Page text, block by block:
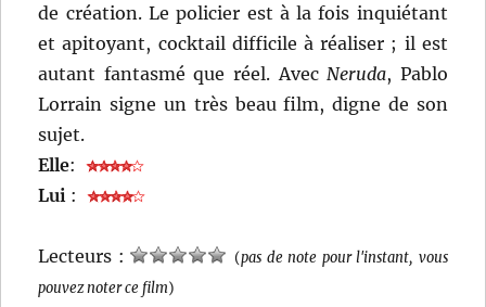
de création. Le policier est à la fois inquiétant
et apitoyant, cocktail difficile à réaliser ; il est
autant fantasmé que réel. Avec Neruda, Pablo
Lorrain signe un très beau film, digne de son
sujet.
Elle:
Lui :
Lecteurs : (pas de note pour l'instant, vous
pouvez noter ce film)